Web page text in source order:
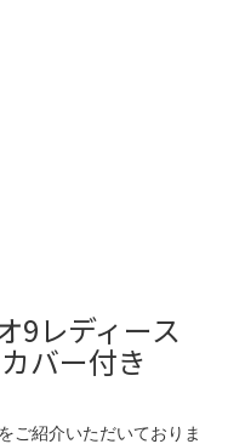
9レディース
バー付き
ご紹介いただいておりま